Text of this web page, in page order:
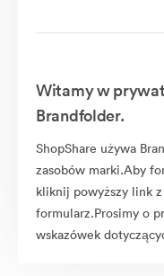
Witamy w
Brandfolder.
ShopShare używa
zasobów marki.Aby
kliknij powyższy link
formularz.Prosimy o
wskazówek